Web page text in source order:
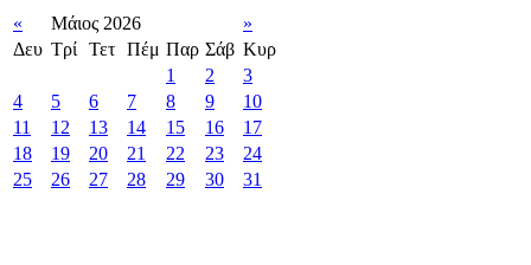
« Μάιος 2026
»
Δευ Τρί Τετ Πέμ Παρ Σάβ Κυρ
1
2
3
4
5 6 7 8 9
10
11
12 13 14 15 16
17
18
19 20 21 22 23
24
25
26 27 28 29 30 31